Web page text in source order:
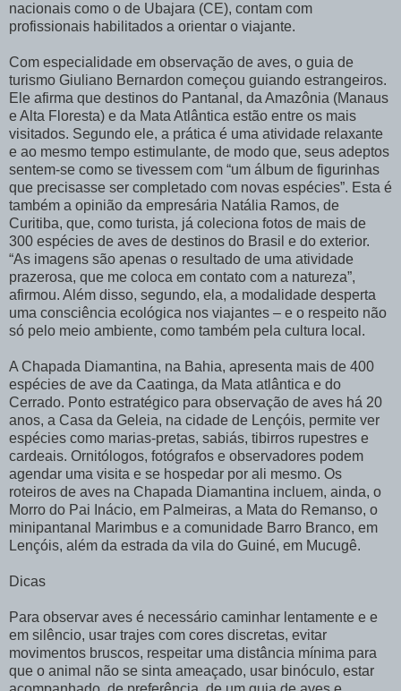
nacionais como o de Ubajara (CE), contam com
profissionais habilitados a orientar o viajante.
Com especialidade em observação de aves, o guia de
turismo Giuliano Bernardon começou guiando estrangeiros.
Ele afirma que destinos do Pantanal, da Amazônia (Manaus
e Alta Floresta) e da Mata Atlântica estão entre os mais
visitados. Segundo ele, a prática é uma atividade relaxante
e ao mesmo tempo estimulante, de modo que, seus adeptos
sentem-se como se tivessem com “um álbum de figurinhas
que precisasse ser completado com novas espécies”. Esta é
também a opinião da empresária Natália Ramos, de
Curitiba, que, como turista, já coleciona fotos de mais de
300 espécies de aves de destinos do Brasil e do exterior.
“As imagens são apenas o resultado de uma atividade
prazerosa, que me coloca em contato com a natureza”,
afirmou. Além disso, segundo, ela, a modalidade desperta
uma consciência ecológica nos viajantes – e o respeito não
só pelo meio ambiente, como também pela cultura local.
A Chapada Diamantina, na Bahia, apresenta mais de 400
espécies de ave da Caatinga, da Mata atlântica e do
Cerrado. Ponto estratégico para observação de aves há 20
anos, a Casa da Geleia, na cidade de Lençóis, permite ver
espécies como marias-pretas, sabiás, tibirros rupestres e
cardeais. Ornitólogos, fotógrafos e observadores podem
agendar uma visita e se hospedar por ali mesmo. Os
roteiros de aves na Chapada Diamantina incluem, ainda, o
Morro do Pai Inácio, em Palmeiras, a Mata do Remanso, o
minipantanal Marimbus e a comunidade Barro Branco, em
Lençóis, além da estrada da vila do Guiné, em Mucugê.
Dicas
Para observar aves é necessário caminhar lentamente e e
em silêncio, usar trajes com cores discretas, evitar
movimentos bruscos, respeitar uma distância mínima para
que o animal não se sinta ameaçado, usar binóculo, estar